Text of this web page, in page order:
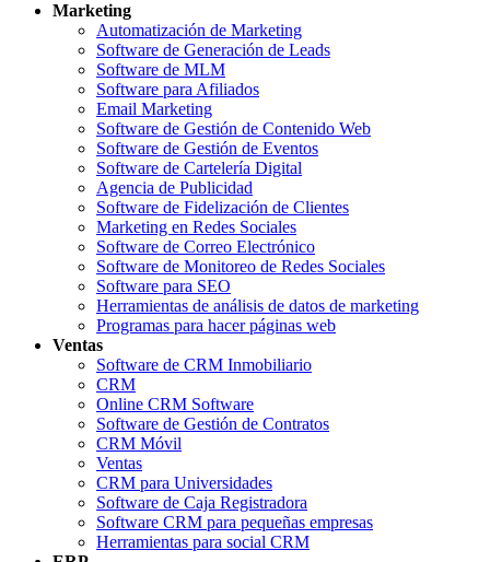
Marketing
Automatización de Marketing
Software de Generación de Leads
Software de MLM
Software para Afiliados
Email Marketing
Software de Gestión de Contenido Web
Software de Gestión de Eventos
Software de Cartelería Digital
Agencia de Publicidad
Software de Fidelización de Clientes
Marketing en Redes Sociales
Software de Correo Electrónico
Software de Monitoreo de Redes Sociales
Software para SEO
Herramientas de análisis de datos de marketing
Programas para hacer páginas web
Ventas
Software de CRM Inmobiliario
CRM
Online CRM Software
Software de Gestión de Contratos
CRM Móvil
Ventas
CRM para Universidades
Software de Caja Registradora
Software CRM para pequeñas empresas
Herramientas para social CRM